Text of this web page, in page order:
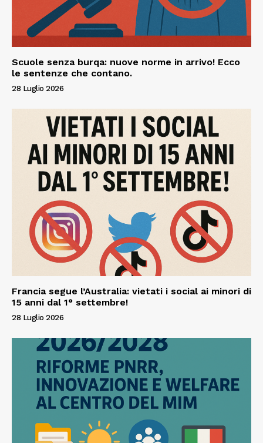
Scuole senza burqa: nuove norme in arrivo! Ecco
le sentenze che contano.
28 Luglio 2026
Francia segue l’Australia: vietati i social ai minori di
15 anni dal 1° settembre!
28 Luglio 2026